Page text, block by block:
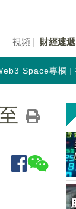
視頻 財經速遞
Space專欄